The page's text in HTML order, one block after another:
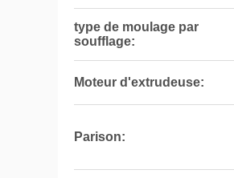
type de moulage par
soufflage:
Moteur d'extrudeuse:
Parison: